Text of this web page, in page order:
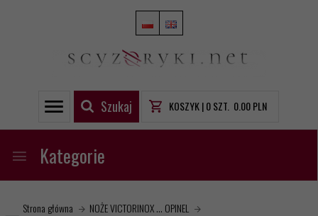
Szukaj KOSZYK |0SZT. 0.00PLN
Kategorie
Strona główna
NOŻE VICTORINOX ... OPINEL